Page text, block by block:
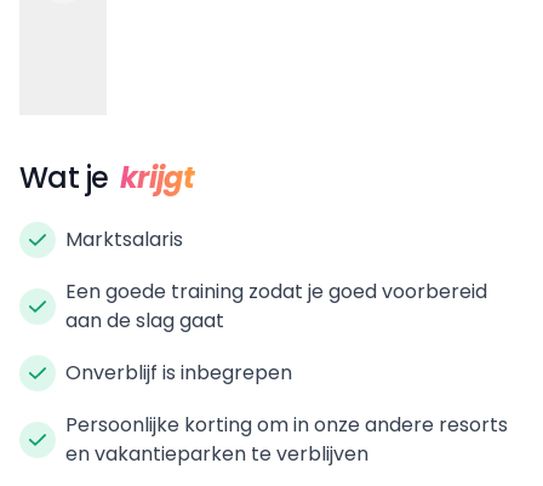
Wat je krijgt
Marktsalaris
Een goede training zodat je goed voorbereid
aan de slag gaat
Onverblijf is inbegrepen
Persoonlijke korting om in onze andere resorts
en vakantieparken te verblijven